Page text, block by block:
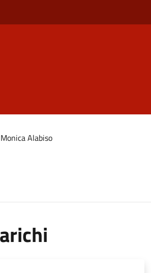
Monica Alabiso